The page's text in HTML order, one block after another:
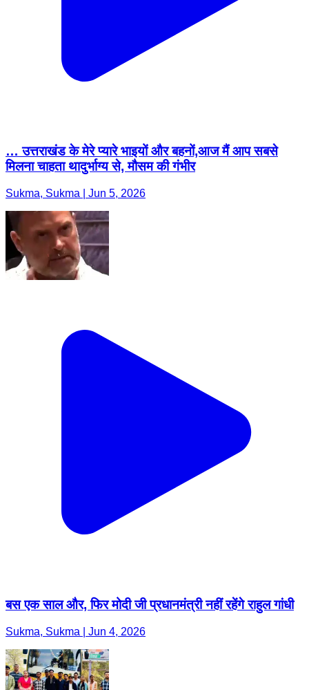
… उत्तराखंड के मेरे प्यारे भाइयों और बहनों,आज मैं आप सबसे
मिलना चाहता थादुर्भाग्य से, मौसम की गंभीर
Sukma, Sukma | Jun 5, 2026
बस एक साल और, फिर मोदी जी प्रधानमंत्री नहीं रहेंगे राहुल गांधी
Sukma, Sukma | Jun 4, 2026